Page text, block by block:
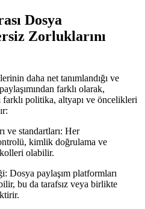
Dosya
Zorluklarını
daha net tanımlandığı ve
farklı olarak,
politika, altyapı ve öncelikleri
ve standartları: Her
kimlik doğrulama ve
olabilir.
Dosya paylaşım platformları
bu da tarafsız veya birlikte